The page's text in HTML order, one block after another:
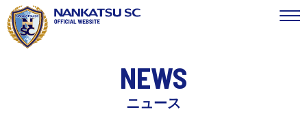
NEWS
ニュース